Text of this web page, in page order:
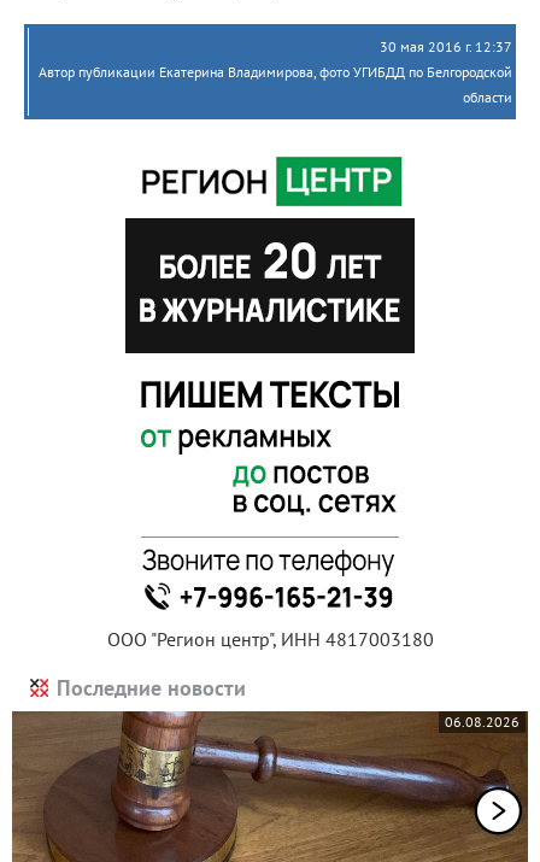
30 мая 2016 г. 12:37
Автор публикации Екатерина Владимирова, фото УГИБДД по Белгородской
области
ООО "Регион центр", ИНН 4817003180
Последние новости
06.08.2026